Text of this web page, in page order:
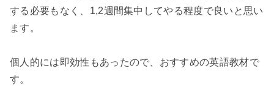
する必要もなく、1,2週間集中してやる程度で良いと思い
ます。
個人的には即効性もあったので、おすすめの英語教材で
す。